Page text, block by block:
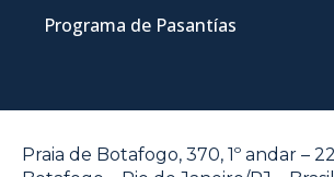
Programa de Pasantías
Praia de Botafogo, 370, 1º andar –